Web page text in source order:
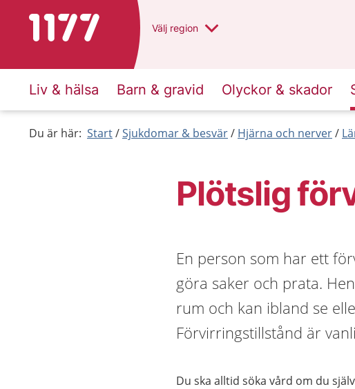
Till startsidan för 1177 Välj region
Liv & hälsa Barn & gravid Olyckor & skador
Du är här: Start Sjukdomar & besvär Hjärna och nerver
Plötslig
En person som har ett
göra saker och prata.
rum och kan ibland se
Förvirringstillstånd är
Du ska alltid söka vård om du